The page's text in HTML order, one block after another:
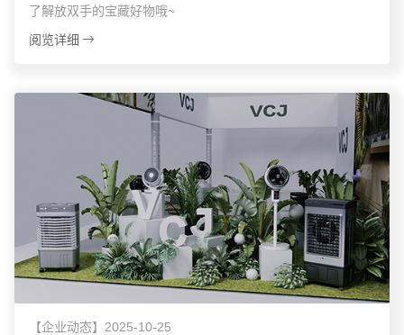
了解放双手的宝藏好物哦~
阅览详细
【企业动态】2025-10-25